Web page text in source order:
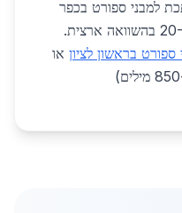
למבני ספורט בכפר
סבא, עם חיסכון כולל של 20-25% בהשוואה ארצית.
בראשון לציון או